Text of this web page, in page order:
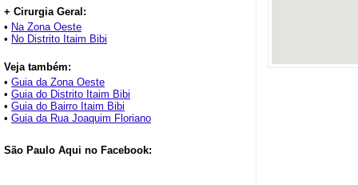
+ Cirurgia Geral:
• Na Zona Oeste
• No Distrito Itaim Bibi
Veja também:
• Guia da Zona Oeste
• Guia do Distrito Itaim Bibi
• Guia do Bairro Itaim Bibi
• Guia da Rua Joaquim Floriano
São Paulo Aqui no Facebook: